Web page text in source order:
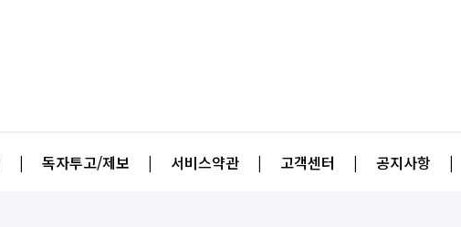
| 독자투고/제보 | 서비스약관 | 고객센터 | 공지사항 |